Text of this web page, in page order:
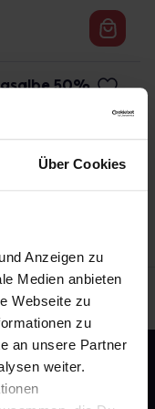
Über Cookies
Anzeigen zu
Medien anbieten
Webseite zu
zu
an unsere Partner
weiter.
Da der
Sie das
50%